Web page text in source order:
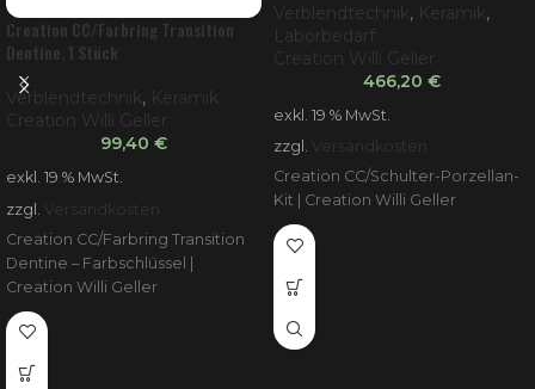
Creation CC/Farbring Transition
Dentine, 1 Stück
Verblendtechnik , Keramik
Creation Willi Geller
99,40 €
exkl. 19 % MwSt.
zzgl.
Versandkosten
Creation CC/Farbring Transition
Dentine – Farbschlüssel |
Creation Willi Geller
Verblendtechnik , Keramik ,
Laborbedarf
Creation Willi Geller
466,20 €
exkl. 19 % MwSt.
zzgl. Versandkosten
Creation CC/Schulter-Porzellan-
Kit | Creation Willi Geller